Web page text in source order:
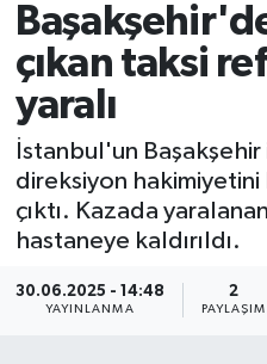
çıkan taksi
yaralı
İstanbul'un
direksiyon
çıktı. Kazada
hastaneye kaldırıldı.
30.06.2025 - 14:48
YAYINLANMA
2
PAYLAŞIM
DÜNYA
SPOR
MAGAZİN
KÜLTÜR SANAT
Süper Lig Puan
Tüm Manşetler
Son Dakika Haberleri
Haber Arşivi